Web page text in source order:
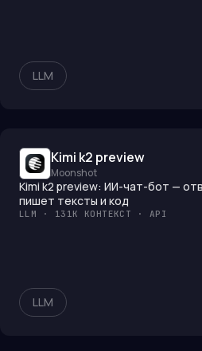
LLM
Kimi k2 preview
Moonshot
Kimi k2 preview: ИИ-чат-бот —
пишет тексты и код
LLM · 131K КОНТЕКСТ · API
LLM